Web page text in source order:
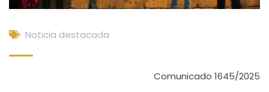
Noticia destacada
Comunicado 1645/2025